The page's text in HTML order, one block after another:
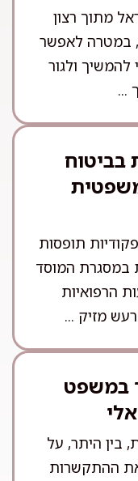
מתוך רצון
במטרה לאפשר
להמשיך ולגור
...
בביטוח
תופסות
במסגרת המוסד
הרפואיות
מזיק ...
במשפט
בין היתר, על
את ההתקשרות